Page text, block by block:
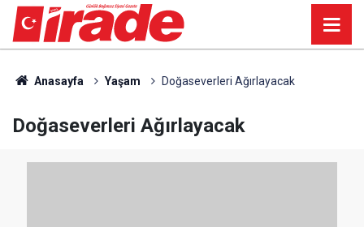
Anasayfa Yaşam Doğaseverleri Ağırlayacak
Doğaseverleri Ağırlayacak